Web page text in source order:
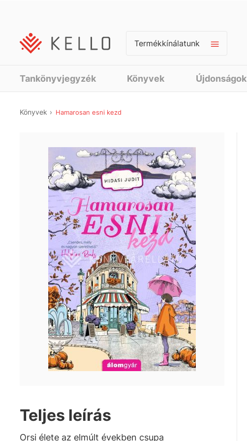
Termékkínálatunk
Tankönyvjegyzék Könyvek Újdonságok
Könyvek Hamarosan esni kezd
Teljes leírás
Orsi élete az elmúlt években csupa